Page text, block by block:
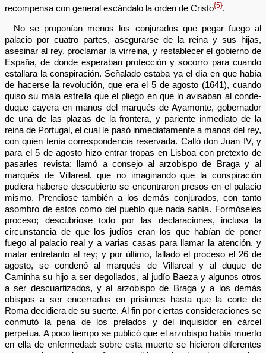
recompensa con general escándalo la orden de Cristo{5}.
No se proponían menos los conjurados que pegar fuego al
palacio por cuatro partes, asegurarse de la reina y sus hijas,
asesinar al rey, proclamar la virreina, y restablecer el gobierno de
España, de donde esperaban protección y socorro para cuando
estallara la conspiración. Señalado estaba ya el día en que había
de hacerse la revolución, que era el 5 de agosto (1641), cuando
quiso su mala estrella que el pliego en que lo avisaban al conde-
duque cayera en manos del marqués de Ayamonte, gobernador
de una de las plazas de la frontera, y pariente inmediato de la
reina de Portugal, el cual le pasó inmediatamente a manos del rey,
con quien tenía correspondencia reservada. Calló don Juan IV, y
para el 5 de agosto hizo entrar tropas en Lisboa con pretexto de
pasarles revista; llamó a consejo al arzobispo de Braga y al
marqués de Villareal, que no imaginando que la conspiración
pudiera haberse descubierto se encontraron presos en el palacio
mismo. Prendiose también a los demás conjurados, con tanto
asombro de estos como del pueblo que nada sabía. Formóseles
proceso; descubriose todo por las declaraciones, inclusa la
circunstancia de que los judíos eran los que habían de poner
fuego al palacio real y a varias casas para llamar la atención, y
matar entretanto al rey; y por último, fallado el proceso el 26 de
agosto, se condenó al marqués de Villareal y al duque de
Caminha su hijo a ser degollados, al judío Baeza y algunos otros
a ser descuartizados, y al arzobispo de Braga y a los demás
obispos a ser encerrados en prisiones hasta que la corte de
Roma decidiera de su suerte. Al fin por ciertas consideraciones se
conmutó la pena de los prelados y del inquisidor en cárcel
perpetua. A poco tiempo se publicó que el arzobispo había muerto
en ella de enfermedad: sobre esta muerte se hicieron diferentes